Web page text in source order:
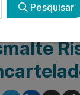
Pesquisar